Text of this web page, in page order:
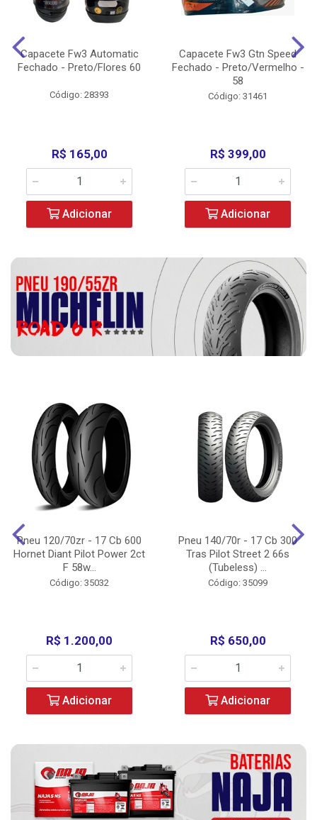
Capacete Fw3 Automatic
Fechado - Preto/Flores 60
Código: 28393
R$ 165,00
Adicionar
Capacete Fw3 Gtn Speed
Fechado - Preto/Vermelho -
58
Código: 31461
R$ 399,00
Adicionar
Pneu 120/70zr - 17 Cb 600
Hornet Diant Pilot Power 2ct
F 58w...
Código: 35032
R$ 1.200,00
Adicionar
Pneu 140/70r - 17 Cb 300
Tras Pilot Street 2 66s
(Tubeless) ...
Código: 35099
R$ 650,00
Adicionar